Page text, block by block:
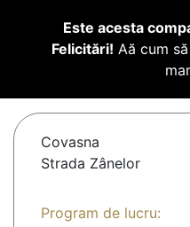
Este acesta
Felicitări! Aă cum
Covasna
Strada Zânelor
Program de lucru: